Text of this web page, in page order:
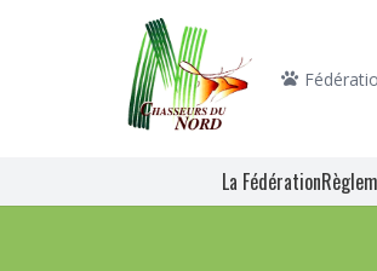
La Fédération